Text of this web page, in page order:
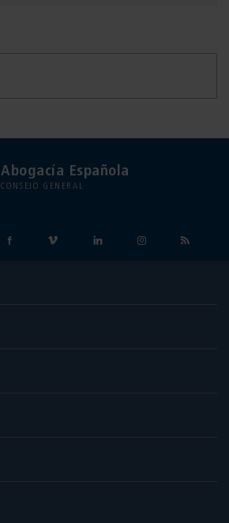
Abogacía Española
CONSEJO GENERAL